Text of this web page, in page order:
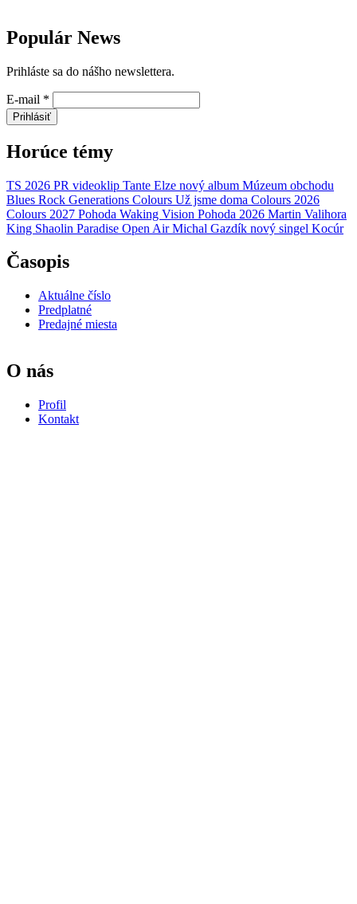
Populár News
Prihláste sa do nášho newslettera.
E-mail *
Prihlásiť
Horúce témy
TS 2026 PR videoklip Tante Elze nový album Múzeum obchodu
Blues Rock Generations Colours Už jsme doma Colours 2026
Colours 2027 Pohoda Waking Vision Pohoda 2026 Martin Valihora
King Shaolin Paradise Open Air Michal Gazdík nový singel Kocúr
Časopis
Aktuálne číslo
Predplatné
Predajné miesta
O nás
Profil
Kontakt